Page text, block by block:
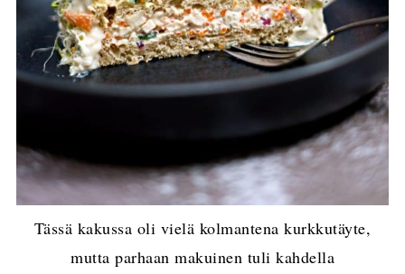
Tässä kakussa oli vielä kolmantena kurkkutäyte,
mutta parhaan makuinen tuli kahdella